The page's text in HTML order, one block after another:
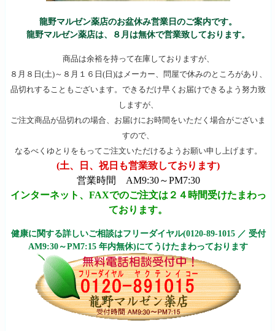
龍野マルゼン薬店のお盆休み営業日のご案内です。
龍野マルゼン薬店は、８月は無休で営業致しております。
商品は余裕を持って在庫しておりますが、
８月８日(土)～８月１６日(日)はメーカー、問屋で休みのところがあり、
品切れすることもございます。できるだけ早くお届けできるよう努力致
しますが、
ご注文商品が品切れの場合、お届けにお時間をいただく場合がございま
すので、
なるべくゆとりをもってご注文いただけるようお願い申し上げます。
(土、日、祝日も営業致しております)
営業時間 AM9:30～PM7:30
インターネット、FAXでのご注文は２４時間受けたまわっ
ております。
健康に関する詳しいご相談はフリーダイヤル(0120-89-1015 ／ 受付
AM9:30～PM7:15 年内無休)にてうけたまわっております